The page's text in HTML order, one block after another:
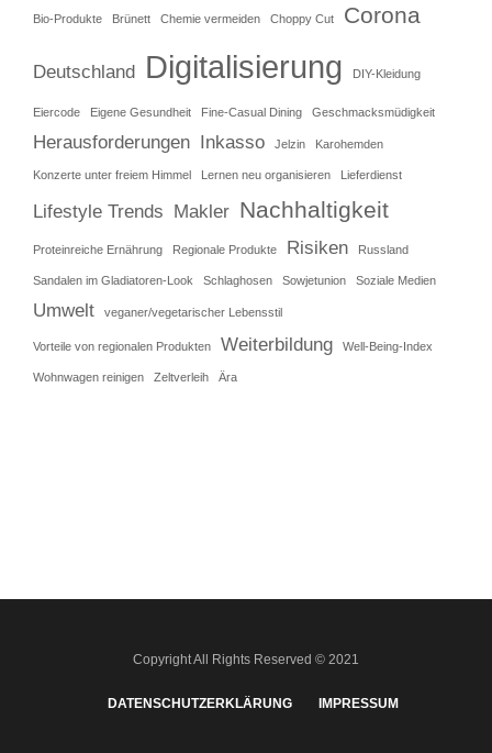
Bio-Produkte Brünett Chemie vermeiden Choppy Cut Corona
Deutschland Digitalisierung DIY-Kleidung
Eiercode Eigene Gesundheit Fine-Casual Dining Geschmacksmüdigkeit
Herausforderungen Inkasso Jelzin Karohemden
Konzerte unter freiem Himmel Lernen neu organisieren Lieferdienst
Lifestyle Trends Makler Nachhaltigkeit
Proteinreiche Ernährung Regionale Produkte Risiken Russland
Sandalen im Gladiatoren-Look Schlaghosen Sowjetunion Soziale Medien
Umwelt veganer/vegetarischer Lebensstil
Vorteile von regionalen Produkten Weiterbildung Well-Being-Index
Wohnwagen reinigen Zeltverleih Ära
Copyright All Rights Reserved © 2021
DATENSCHUTZERKLÄRUNG IMPRESSUM